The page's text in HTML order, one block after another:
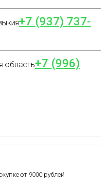
+7 (937) 737-
область+7 (996)
от 9000 рублей